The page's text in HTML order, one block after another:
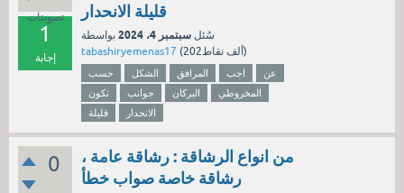
تصويتات
1
إجابة
قليلة الانحدار
سُئل سبتمبر 4، 2024
بواسطة
tabashiryemenas17 ( 202ألفنقاط)
حسب الشكل المرافق اجب
عن
تكون
جوانب البركان
المخروطي
قليلة
الانحدار
0
من انواع الرشاقة : رشاقة عامة ،
رشاقة خاصة صواب خطأ